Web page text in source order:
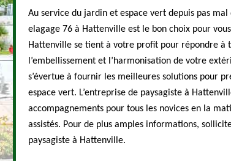
Au service du jardin et espace vert depuis pas
elagage 76 à Hattenville est le bon choix pour
Hattenville se tient à votre profit pour répondre à
l’embellissement et l’harmonisation de votre
s’évertue à fournir les meilleures solutions pour
espace vert. L’entreprise de paysagiste à
accompagnements pour tous les novices en la
assistés. Pour de plus amples informations,
paysagiste à Hattenville.